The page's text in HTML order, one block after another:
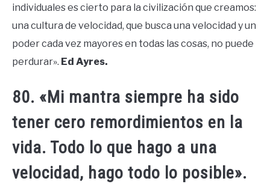
individuales es cierto para la civilización que creamos:
una cultura de velocidad, que busca una velocidad y un
poder cada vez mayores en todas las cosas, no puede
perdurar». Ed Ayres.
80. «Mi mantra siempre ha sido
tener cero remordimientos en la
vida. Todo lo que hago a una
velocidad, hago todo lo posible».